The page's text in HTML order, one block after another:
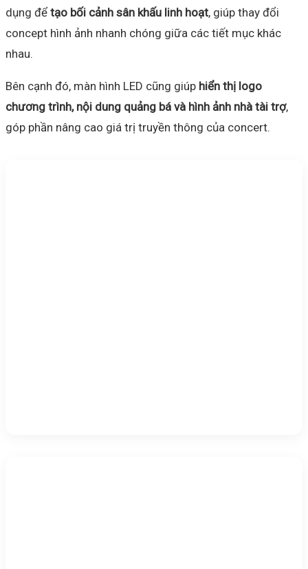
dụng để tạo bối cảnh sân khấu linh hoạt, giúp thay đổi
concept hình ảnh nhanh chóng giữa các tiết mục khác
nhau.
Bên cạnh đó, màn hình LED cũng giúp hiển thị logo
chương trình, nội dung quảng bá và hình ảnh nhà tài trợ,
góp phần nâng cao giá trị truyền thông của concert.